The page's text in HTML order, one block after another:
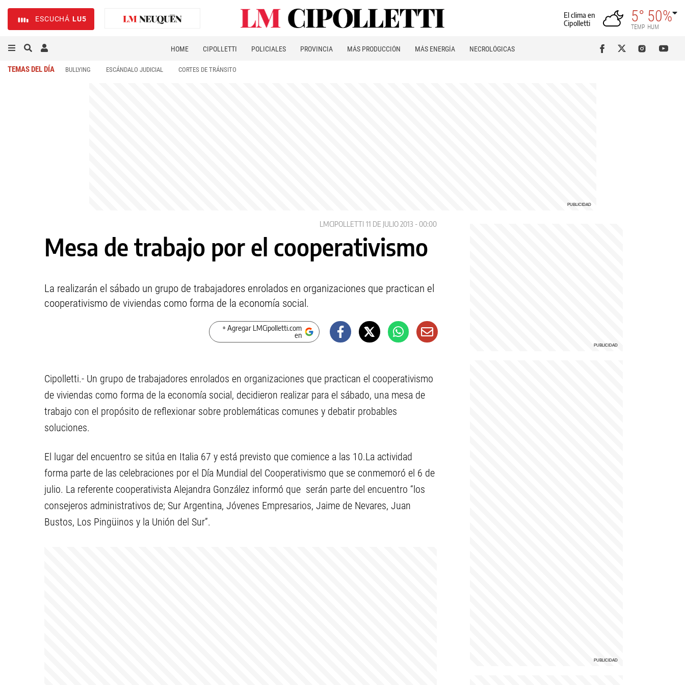
ESCUCHÁ LU5
El clima en
Cipolletti
5°
TEMP
50%
HUM
HOME CIPOLLETTI POLICIALES PROVINCIA MÁS PRODUCCIÓN MÁS ENERGÍA NECROLÓGICAS
TEMAS DEL DÍA BULLYING ESCÁNDALO JUDICIAL CORTES DE TRÁNSITO
LMCIPOLLETTI 11 DE JULIO 2013 - 00:00
Mesa de trabajo por el cooperativismo
La realizarán el sábado un grupo de trabajadores enrolados en organizaciones que practican el
cooperativismo de viviendas como forma de la economía social.
+ Agregar LMCipolletti.com
en
Cipolletti.- Un grupo de trabajadores enrolados en organizaciones que practican el cooperativismo
de viviendas como forma de la economía social, decidieron realizar para el sábado, una mesa de
trabajo con el propósito de reflexionar sobre problemáticas comunes y debatir probables
soluciones.
El lugar del encuentro se sitúa en Italia 67 y está previsto que comience a las 10.La actividad
forma parte de las celebraciones por el Día Mundial del Cooperativismo que se conmemoró el 6 de
julio. La referente cooperativista Alejandra González informó que serán parte del encuentro “los
consejeros administrativos de; Sur Argentina, Jóvenes Empresarios, Jaime de Nevares, Juan
Bustos, Los Pingüinos y la Unión del Sur”.